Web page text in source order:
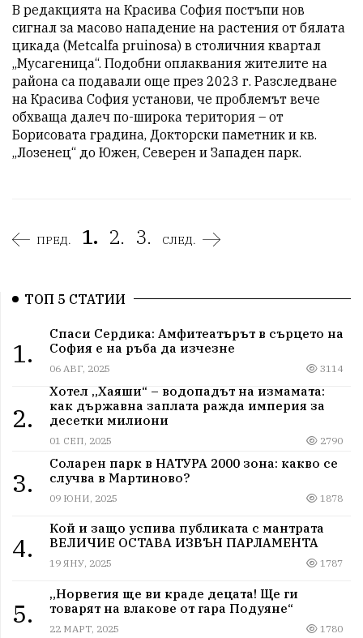
В редакцията на Красива София постъпи нов
сигнал за масово нападение на растения от бялата
цикада (Metcalfa pruinosa) в столичния квартал
„Мусагеница“. Подобни оплаквания жителите на
района са подавали още през 2023 г. Разследване
на Красива София установи, че проблемът вече
обхваща далеч по-широка територия – от
Борисовата градина, Докторски паметник и кв.
„Лозенец“ до Южен, Северен и Западен парк.
ПРЕД. 1. 2. 3. СЛЕД.
ТОП 5 СТАТИИ
1.
Спаси Сердика: Амфитеатърът в сърцето на
София е на ръба да изчезне
06 АВГ, 2025 3114
2.
Хотел „Хаяши“ – водопадът на измамата:
как държавна заплата ражда империя за
десетки милиони
01 СЕП, 2025 2790
3.
Соларен парк в НАТУРА 2000 зона: какво се
случва в Мартиново?
09 ЮНИ, 2025 1878
4.
Кой и защо успива публиката с мантрата
ВЕЛИЧИЕ ОСТАВА ИЗВЪН ПАРЛАМЕНТА
19 ЯНУ, 2025 1787
5.
„Норвегия ще ви краде децата! Ще ги
товарят на влакове от гара Подуяне“
22 МАРТ, 2025 1780